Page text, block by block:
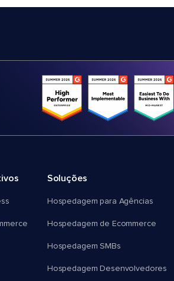
Soluções
Hospedagem para Agências
Hospedagem de Ecommerce
Hospedagem SMBs
Hospedagem Desenvolvedores